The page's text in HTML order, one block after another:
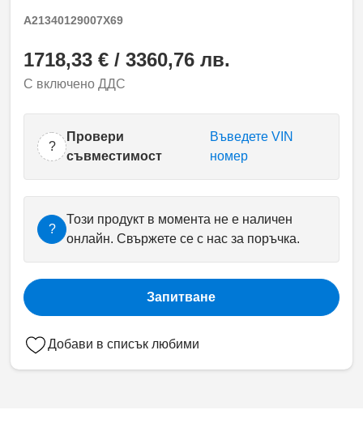
A21340129007X69
1718,33 € / 3360,76 лв.
С включено ДДС
?
Провери
съвместимост
Въведете VIN
номер
?
Този продукт в момента не е наличен
онлайн. Свържете се с нас за поръчка.
Запитване
Добави в списък любими